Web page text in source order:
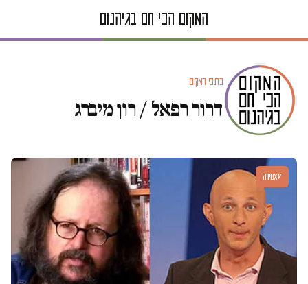
כתבי המקום
דרור רפאל / רון מיברג
סאטירה